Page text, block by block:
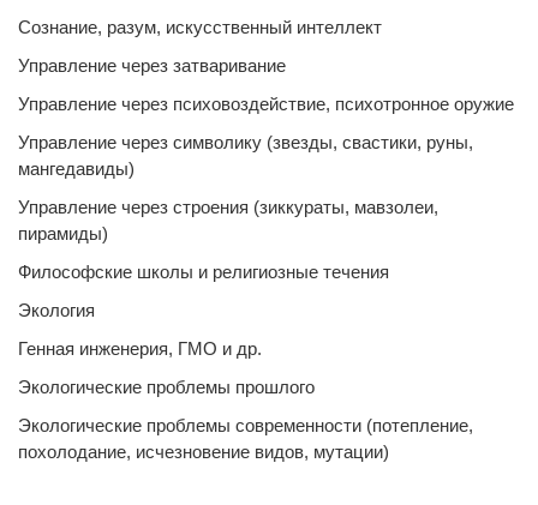
Сознание, разум, искусственный интеллект
Управление через затваривание
Управление через психовоздействие, психотронное оружие
Управление через символику (звезды, свастики, руны,
мангедавиды)
Управление через строения (зиккураты, мавзолеи,
пирамиды)
Философские школы и религиозные течения
Экология
Генная инженерия, ГМО и др.
Экологические проблемы прошлого
Экологические проблемы современности (потепление,
похолодание, исчезновение видов, мутации)